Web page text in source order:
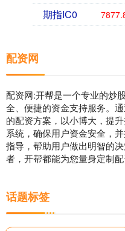
期指IC0
配资网
配资网:开帮是一个专业的炒
全、便捷的资金支持服务。
的配资方案，以小博大，提
系统，确保用户资金安全，
指导，帮助用户做出明智的
者，开帮都能为您量身定制
话题标签